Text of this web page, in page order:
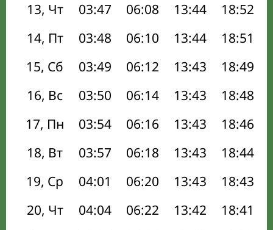
13, Чт
03:47 06:08 13:44 18:52
14, Пт
03:48 06:10 13:44 18:51
15, Сб
03:49 06:12 13:43 18:49
16, Вс
03:50 06:14 13:43 18:48
17, Пн
03:54 06:16 13:43 18:46
18, Вт
03:57 06:18 13:43 18:44
19, Ср
04:01 06:20 13:43 18:43
20, Чт
04:04 06:22 13:42 18:41